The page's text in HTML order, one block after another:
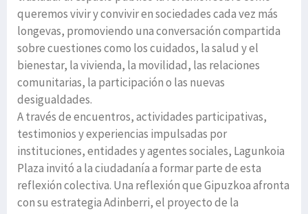
queremos vivir y convivir en sociedades cada vez más
longevas, promoviendo una conversación compartida
sobre cuestiones como los cuidados, la salud y el
bienestar, la vivienda, la movilidad, las relaciones
comunitarias, la participación o las nuevas
desigualdades.
A través de encuentros, actividades participativas,
testimonios y experiencias impulsadas por
instituciones, entidades y agentes sociales, Lagunkoia
Plaza invitó a la ciudadanía a formar parte de esta
reflexión colectiva. Una reflexión que Gipuzkoa afronta
con su estrategia Adinberri, el proyecto de la